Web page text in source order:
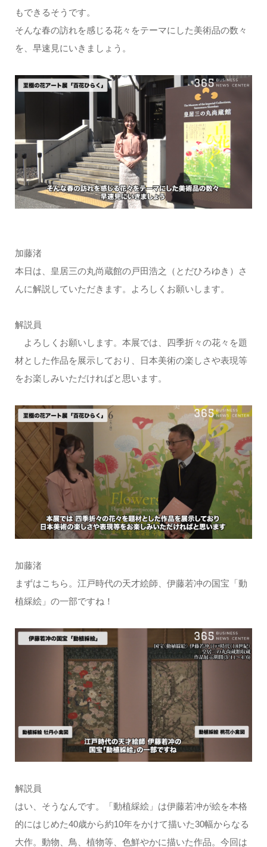
もできるそうです。
そんな春の訪れを感じる花々をテーマにした美術品の数々
を、早速見にいきましょう。
加藤渚
本日は、皇居三の丸尚蔵館の戸田浩之（とだひろゆき）さ
んに解説していただきます。よろしくお願いします。
解説員
よろしくお願いします。本展では、四季折々の花々を題
材とした作品を展示しており、日本美術の楽しさや表現等
をお楽しみいただければと思います。
加藤渚
まずはこちら。江戸時代の天才絵師、伊藤若冲の国宝「動
植綵絵」の一部ですね！
解説員
はい、そうなんです。「動植綵絵」は伊藤若冲が絵を本格
的にはじめた40歳から約10年をかけて描いた30幅からなる
大作。動物、鳥、植物等、色鮮やかに描いた作品。今回は